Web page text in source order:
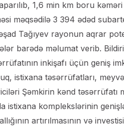
1,6 min km boru
məqsədilə 3 394 ədəd
Tağıyev rayonun aqrar
barədə məlumat verib.
inkişafı üçün geniş
istixana təsərrüfatları,
Şəmkirin kənd təsərrüfatı
istixana komplekslərinin
artırılmasının və